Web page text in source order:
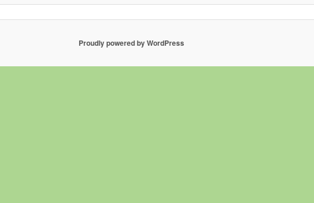
Proudly powered by WordPress